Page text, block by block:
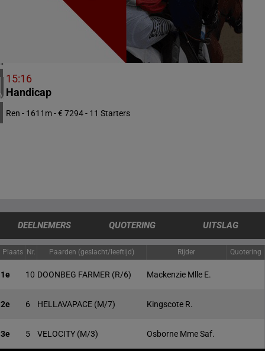
VERENIGD KONINKRIJK
IERLAND
1 meeting(s)
VERENIGDE STATEN
4 meeting(s)
15:16
Handicap
Ren - 1611m - € 7294 - 11 Starters
DEELNEMERS QUOTERING UITSLAG
Plaats Nr. Paarden (geslacht/leeftijd) Rijder Quotering
1e 10 DOONBEG FARMER (R/6) Mackenzie Mlle E.
2e 6 HELLAVAPACE (M/7) Kingscote R.
3e 5 VELOCITY (M/3) Osborne Mme Saf.